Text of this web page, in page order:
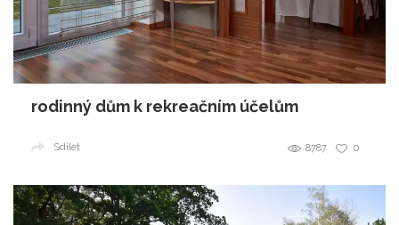
rodinný dům k rekreačním účelům
0
8787
Sdílet